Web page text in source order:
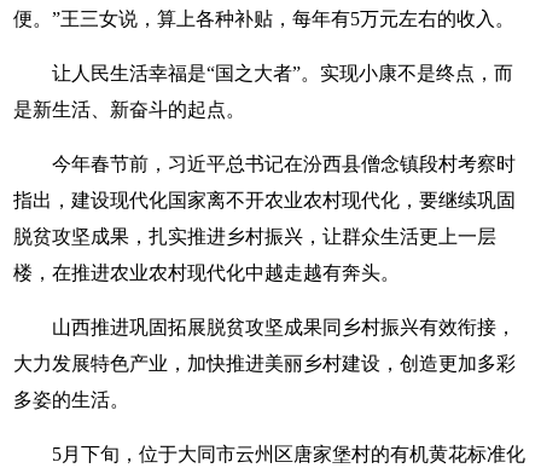
便。”王三女说，算上各种补贴，每年有5万元左右的收入。
让人民生活幸福是“国之大者”。实现小康不是终点，而
是新生活、新奋斗的起点。
今年春节前，习近平总书记在汾西县僧念镇段村考察时
指出，建设现代化国家离不开农业农村现代化，要继续巩固
脱贫攻坚成果，扎实推进乡村振兴，让群众生活更上一层
楼，在推进农业农村现代化中越走越有奔头。
山西推进巩固拓展脱贫攻坚成果同乡村振兴有效衔接，
大力发展特色产业，加快推进美丽乡村建设，创造更加多彩
多姿的生活。
5月下旬，位于大同市云州区唐家堡村的有机黄花标准化